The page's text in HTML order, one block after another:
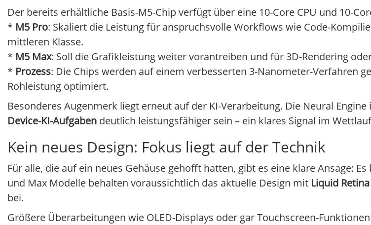
Der bereits erhältliche Basis-M5-Chip verfügt über eine 10-Core CPU und 10-
* M5 Pro: Skaliert die Leistung für anspruchsvolle Workflows wie Code-
mittleren Klasse.
* M5 Max: Soll die Grafikleistung weiter vorantreiben und für 3D-Rendering
* Prozess: Die Chips werden auf einem verbesserten 3-Nanometer-Verfahren
Rohleistung optimiert.
Besonderes Augenmerk liegt erneut auf der KI-Verarbeitung. Die Neural
Device-KI-Aufgaben deutlich leistungsfähiger sein – ein klares Signal im Wettlauf
Kein neues Design: Fokus liegt auf der Technik
Für alle, die auf ein neues Gehäuse gehofft hatten, gibt es eine klare Ansage:
und Max Modelle behalten voraussichtlich das aktuelle Design mit Liquid
bei.
Größere Überarbeitungen wie OLED-Displays oder gar Touchscreen-